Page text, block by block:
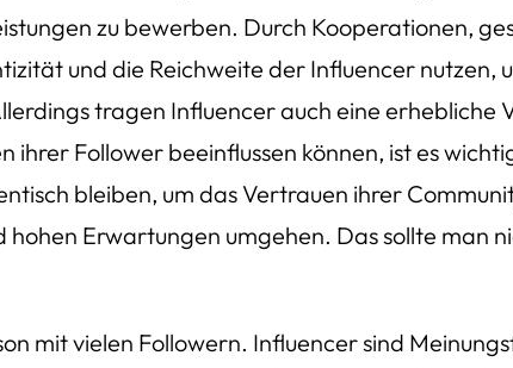
zu bewerben. Durch Kooperationen,
und die Reichweite der Influencer nutzen,
tragen Influencer auch eine
ihrer Follower beeinflussen können, ist es
bleiben, um das Vertrauen ihrer
Erwartungen umgehen. Das sollte man
mit vielen Followern. Influencer sind